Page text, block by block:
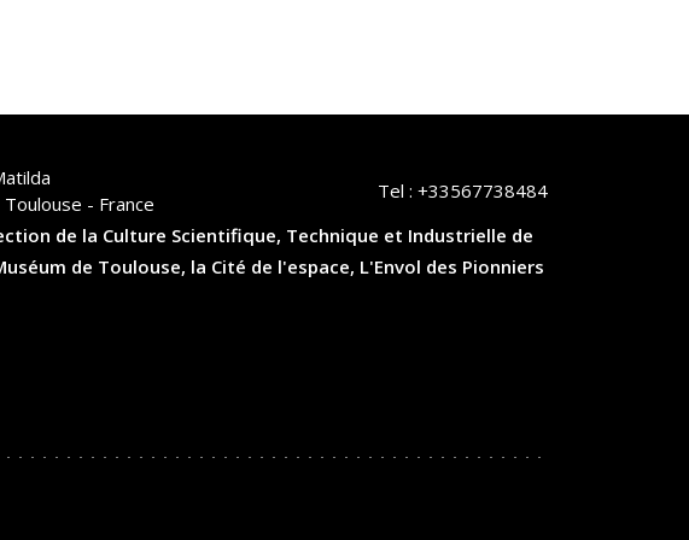
Toulouse - France
Tel : +33567738484
de la Culture Scientifique, Technique et Industrielle de
de Toulouse, la Cité de l'espace, L'Envol des Pionniers